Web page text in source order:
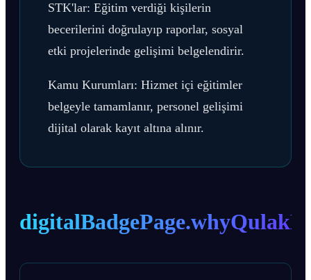
STK'lar: Eğitim verdiği kişilerin
becerilerini doğrulayıp raporlar, sosyal
etki projelerinde gelişimi belgelendirir.
Kamu Kurumları: Hizmet içi eğitimler
belgeyle tamamlanır, personel gelişimi
dijital olarak kayıt altına alınır.